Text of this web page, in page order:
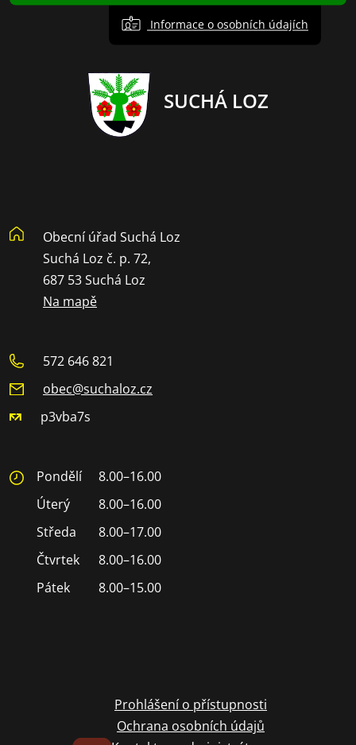
Informace o osobních údajích
SUCHÁ LOZ
Obecní úřad Suchá Loz
Suchá Loz č. p. 72,
687 53 Suchá Loz
Na mapě
572 646 821
obec@suchaloz.cz
p3vba7s
Pondělí
8.00–16.00
Úterý
8.00–16.00
Středa
8.00–17.00
Čtvrtek
8.00–16.00
Pátek
8.00–15.00
Prohlášení o přístupnosti
Ochrana osobních údajů